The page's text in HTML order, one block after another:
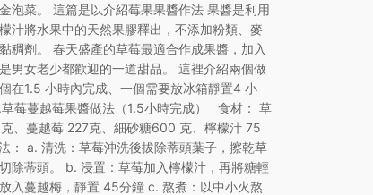
泡菜。 這篇是以介紹莓果果醬作法 果醬是利用
汁將水果中的天然果膠釋出，不添加粉類、麥
稠劑。 春天盛產的草莓最適合作成果醬，加入
男女老少都歡迎的一道甜品。 這裡介紹兩個做
在1.5 小時內完成、一個需要放冰箱靜置4 小
莓蔓越莓果醬做法（1.5小時完成） 食材： 草
、蔓越莓 227克、細砂糖600 克、檸檬汁 75
： a. 清洗：草莓沖洗後拔除蒂頭葉子，擦乾草
除蒂頭。 b. 浸置：草莓加入檸檬汁，再將糖輕
入蔓越梅，靜置 45分鐘 c. 熬煮：以中小火熬